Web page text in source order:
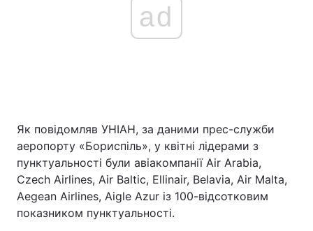
ad
Як повідомляв УНІАН, за даними прес-служби
аеропорту «Бориспіль», у квітні лідерами з
пунктуальності були авіакомпанії Air Arabia,
Czech Airlines, Air Baltic, Ellinair, Belavia, Air Malta,
Aegean Airlines, Aigle Azur із 100-відсотковим
показником пунктуальності.